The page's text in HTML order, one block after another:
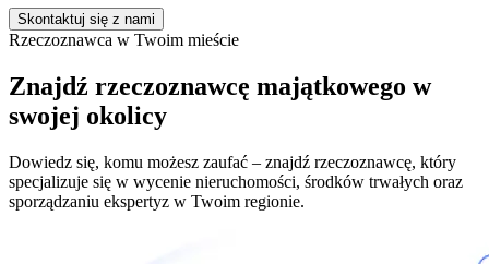
Skontaktuj się z nami
Rzeczoznawca w Twoim mieście
Znajdź rzeczoznawcę majątkowego w
swojej okolicy
Dowiedz się, komu możesz zaufać – znajdź rzeczoznawcę, który
specjalizuje się w wycenie nieruchomości, środków trwałych oraz
sporządzaniu ekspertyz w Twoim regionie.